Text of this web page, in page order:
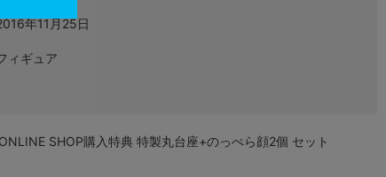
年11月25日
ィギュア
SHOP購入特典 特製丸台座+のっぺら顔2個 セット